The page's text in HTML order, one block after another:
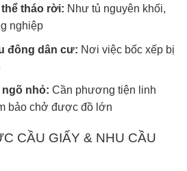
tháo rời: Như tủ nguyên khối,
nghiệp
đông dân cư: Nơi việc bốc xếp bị
nhỏ: Cần phương tiện linh
bảo chở được đồ lớn
CẦU GIẤY & NHU CẦU